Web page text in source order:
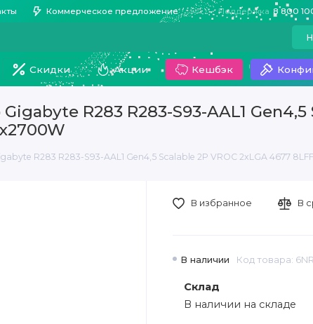
Коммерческое предложение Поддержка 8 800
Скидки Акции Кешбэк
R283 R283-S93-AAL1 Gen4,5
R283 R283-S93-AAL1 Gen4,5 Scalable 2P VROC 2xLGA 4677
В наличии Код товара:
Склад
В наличии на складе
В избранное В